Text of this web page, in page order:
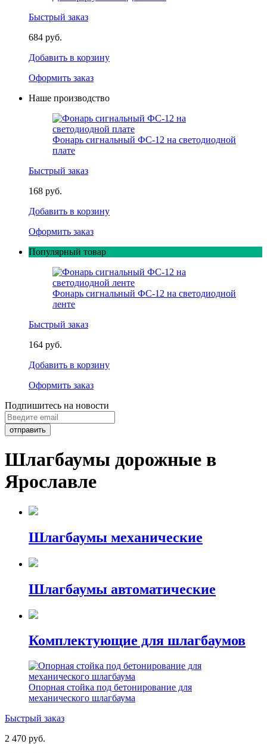
Быстрый заказ
684 руб.
Добавить в корзину
Оформить заказ
Наше производство
Фонарь сигнальный ФС-12 на светодиодной
плате
Быстрый заказ
168 руб.
Добавить в корзину
Оформить заказ
Популярный товар
Фонарь сигнальный ФС-12 на светодиодной
ленте
Быстрый заказ
164 руб.
Добавить в корзину
Оформить заказ
Подпишитесь на новости
Шлагбаумы дорожные в
Ярославле
Шлагбаумы механические
Шлагбаумы автоматические
Комплектующие для шлагбаумов
Опорная стойка под бетонирование для
механического шлагбаума
Быстрый заказ
2 470 руб.